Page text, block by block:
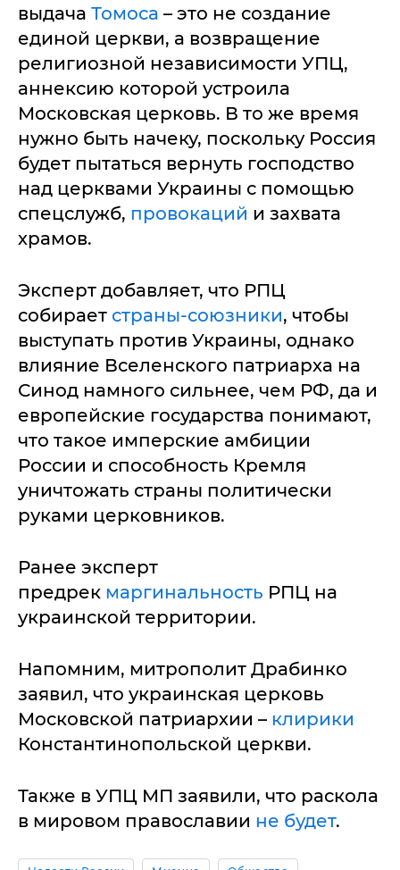
выдача Томоса – это не создание
единой церкви, а возвращение
религиозной независимости УПЦ,
аннексию которой устроила
Московская церковь. В то же время
нужно быть начеку, поскольку Россия
будет пытаться вернуть господство
над церквами Украины с помощью
спецслужб, провокаций и захвата
храмов.
Эксперт добавляет, что РПЦ
собирает страны-союзники, чтобы
выступать против Украины, однако
влияние Вселенского патриарха на
Синод намного сильнее, чем РФ, да и
европейские государства понимают,
что такое имперские амбиции
России и способность Кремля
уничтожать страны политически
руками церковников.
Ранее эксперт
предрек маргинальность РПЦ на
украинской территории.
Напомним, митрополит Драбинко
заявил, что украинская церковь
Московской патриархии – клирики
Константинопольской церкви.
Также в УПЦ МП заявили, что раскола
в мировом православии не будет.